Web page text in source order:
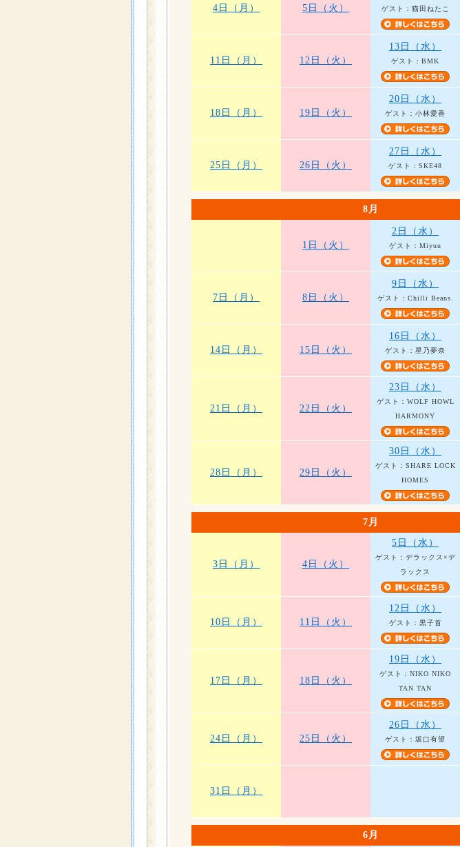
4日（月） 5日（火） ゲスト：猫田ねたこ
11日（月） 12日（火）
13日（水）
ゲスト：BMK
18日（月） 19日（火）
20日（水）
ゲスト：小林愛香
25日（月） 26日（火）
27日（水）
ゲスト：SKE48
8月
1日（火）
2日（水）
ゲスト：Miyuu
7日（月） 8日（火）
9日（水）
ゲスト：Chilli Beans.
14日（月） 15日（火）
16日（水）
ゲスト：星乃夢奈
21日（月） 22日（火）
23日（水）
ゲスト：WOLF HOWL
HARMONY
28日（月） 29日（火）
30日（水）
ゲスト：SHARE LOCK
HOMES
7月
3日（月） 4日（火）
5日（水）
ゲスト：デラックス×デ
ラックス
10日（月） 11日（火）
12日（水）
ゲスト：黒子首
17日（月） 18日（火）
19日（水）
ゲスト：NIKO NIKO
TAN TAN
24日（月） 25日（火）
26日（水）
ゲスト：坂口有望
31日（月）
6月